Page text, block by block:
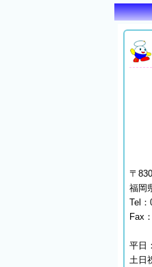
〒
福岡
Tel：
Fax
平日
土日